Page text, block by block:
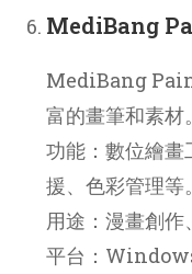
MediBang
MediBang
富的畫筆和素材。
功能：數位繪畫
援、色彩管理等。
用途：漫畫創作
平台：